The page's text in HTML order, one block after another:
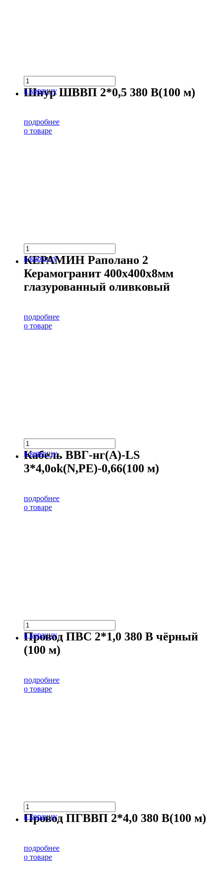
в корзину
Шнур ШВВП 2*0,5 380 В(100 м)
подробнее
о товаре
в корзину
КЕРАМИН Раполано 2
Керамогранит 400х400х8мм
глазурованный оливковый
подробнее
о товаре
в корзину
Кабель ВВГ-нг(А)-LS
3*4,0ok(N,PE)-0,66(100 м)
подробнее
о товаре
в корзину
Провод ПВС 2*1,0 380 В чёрный
(100 м)
подробнее
о товаре
в корзину
Провод ПГВВП 2*4,0 380 В(100 м)
подробнее
о товаре